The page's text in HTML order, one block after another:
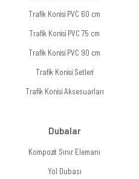
Trafik Konisi PVC 60 cm
Trafik Konisi PVC 75 cm
Trafik Konisi PVC 90 cm
Trafik Konisi Setleri
Trafik Konisi Aksesuarları
Dubalar
Kompozit Sınır Elemanı
Yol Dubası